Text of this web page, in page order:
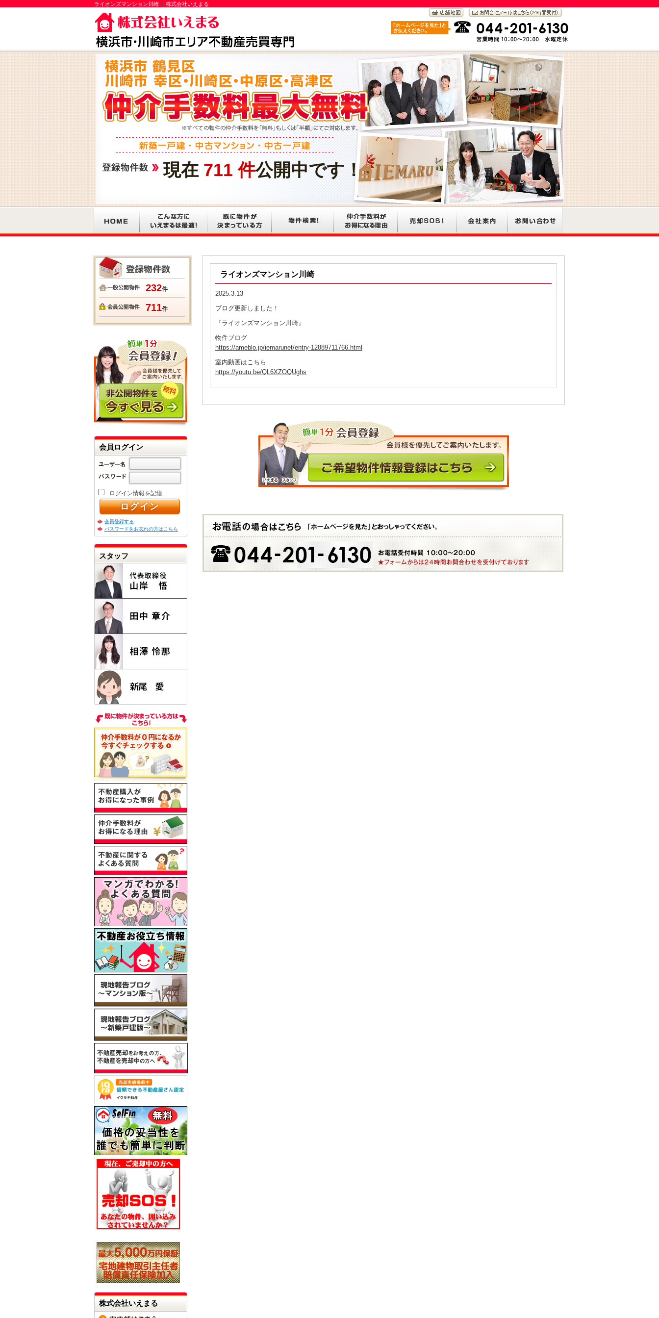
ライオンズマンション川崎 ｜株式会社いえまる
現在 711 件公開中です！
ライオンズマンション川崎
2025.3.13
ブログ更新しました！
『ライオンズマンション川崎』
物件ブログ
https://ameblo.jp/iemarunet/entry-12889711766.html
室内動画はこちら
https://youtu.be/QL6XZOQUghs
232件
711件
会員ログイン
ログイン情報を記憶
会員登録する
パスワードをお忘れの方はこちら
スタッフ
株式会社いえまる